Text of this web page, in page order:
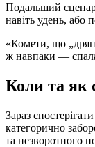
Подальший
навіть удень, або
«Комети, що
ж навпаки —
Коли та як
Зараз
категорично
та незворотного